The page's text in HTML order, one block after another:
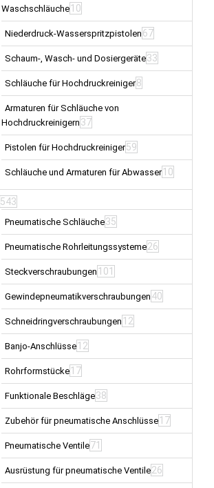
Waschschläuche 10
Niederdruck-Wasserspritzpistolen 67
Schaum-, Wasch- und Dosiergeräte33
Schläuche für Hochdruckreiniger8
Armaturen für Schläuche von
Hochdruckreinigern 37
Pistolen für Hochdruckreiniger59
Schläuche und Armaturen für Abwasser 10
543
Pneumatische Schläuche35
Pneumatische Rohrleitungssysteme26
Steckverschraubungen 101
Gewindepneumatikverschraubungen 40
Schneidringverschraubungen 12
Banjo-Anschlüsse 12
Rohrformstücke 17
Funktionale Beschläge38
Zubehör für pneumatische Anschlüsse 17
Pneumatische Ventile71
Ausrüstung für pneumatische Ventile26